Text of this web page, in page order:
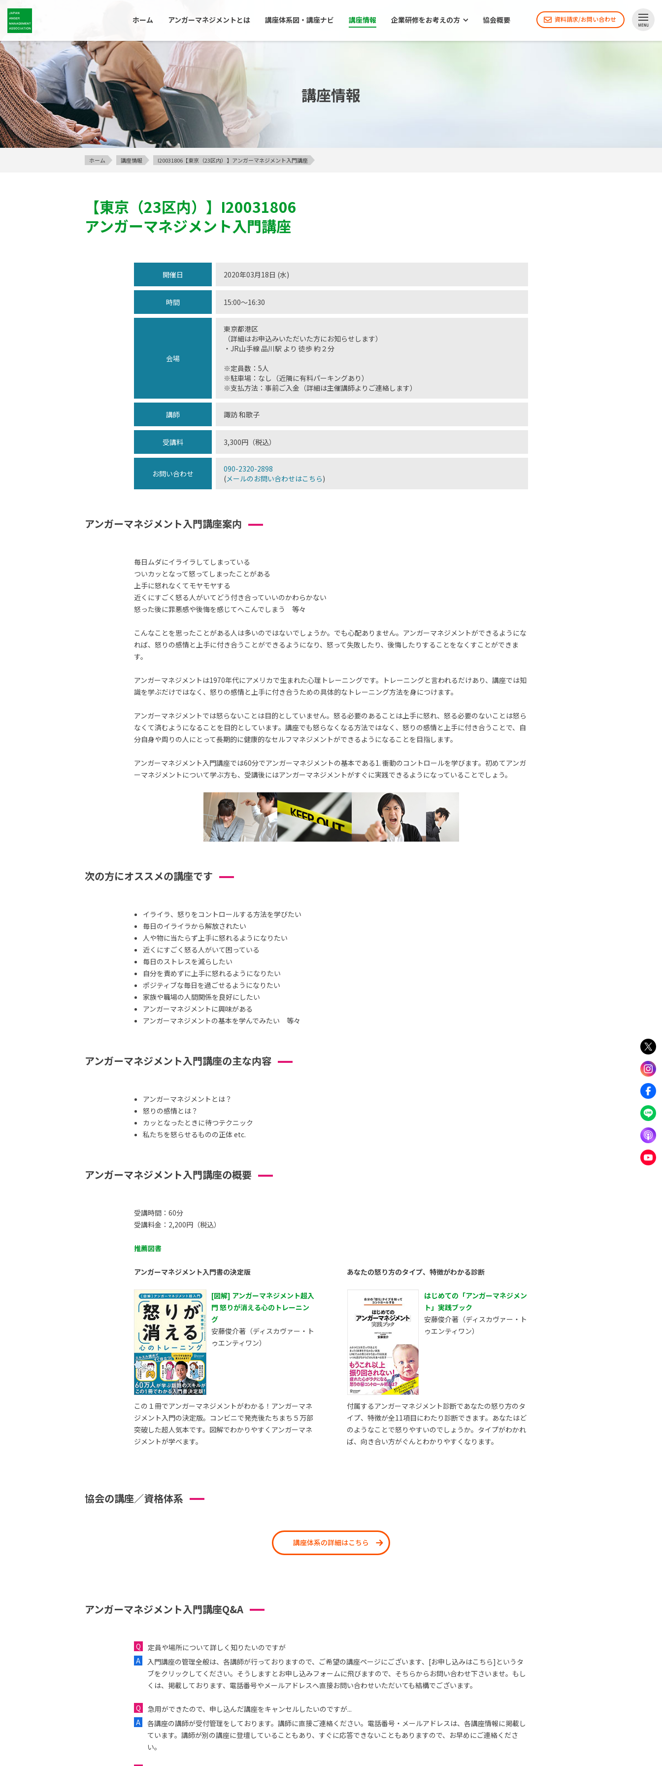
ホーム アンガーマネジメントとは 講座体系図・講座ナビ 講座情報 企業研修をお考えの方 協会概要 資料請求/お問い合わせ
講座情報
ホーム 講座情報 I20031806【東京（23区内）】アンガーマネジメント入門講座
【東京（23区内）】 I20031806
アンガーマネジメント入門講座
開催日 2020年03月18日 (水)
時間 15:00〜16:30
会場
東京都港区
（詳細はお申込みいただいた方にお知らせします）
・JR山手線 品川駅 より 徒歩 約２分
※定員数：5人
※駐車場：なし（近隣に有料パーキングあり）
※支払方法：事前ご入金（詳細は主催講師よりご連絡します）
講師 諏訪 和歌子
受講料 3,300円（税込）
お問い合わせ
090-2320-2898
(メールのお問い合わせはこちら)
アンガーマネジメント入門講座案内
毎日ムダにイライラしてしまっている
ついカッとなって怒ってしまったことがある
上手に怒れなくてモヤモヤする
近くにすごく怒る人がいてどう付き合っていいのかわらかない
怒った後に罪悪感や後悔を感じてへこんでしまう 等々
こんなことを思ったことがある人は多いのではないでしょうか。でも心配ありません。アンガーマネジメントができるようにな
れば、怒りの感情と上手に付き合うことができるようになり、怒って失敗したり、後悔したりすることをなくすことができま
す。
アンガーマネジメントは1970年代にアメリカで生まれた心理トレーニングです。トレーニングと言われるだけあり、講座では知
識を学ぶだけではなく、怒りの感情と上手に付き合うための具体的なトレーニング方法を身につけます。
アンガーマネジメントでは怒らないことは目的としていません。怒る必要のあることは上手に怒れ、怒る必要のないことは怒ら
なくて済むようになることを目的としています。講座でも怒らなくなる方法ではなく、怒りの感情と上手に付き合うことで、自
分自身や周りの人にとって長期的に健康的なセルフマネジメントができるようになることを目指します。
アンガーマネジメント入門講座では60分でアンガーマネジメントの基本である1. 衝動のコントロールを学びます。初めてアンガ
ーマネジメントについて学ぶ方も、受講後にはアンガーマネジメントがすぐに実践できるようになっていることでしょう。
次の方にオススメの講座です
イライラ、怒りをコントロールする方法を学びたい
毎日のイライラから解放されたい
人や物に当たらず上手に怒れるようになりたい
近くにすごく怒る人がいて困っている
毎日のストレスを減らしたい
自分を責めずに上手に怒れるようになりたい
ポジティブな毎日を過ごせるようになりたい
家族や職場の人間関係を良好にしたい
アンガーマネジメントに興味がある
アンガーマネジメントの基本を学んでみたい 等々
アンガーマネジメント入門講座の主な内容
アンガーマネジメントとは？
怒りの感情とは？
カッとなったときに待つテクニック
私たちを怒らせるものの正体 etc.
アンガーマネジメント入門講座の概要
受講時間：60分
受講料金：2,200円（税込）
推薦図書
アンガーマネジメント入門書の決定版
[図解] アンガーマネジメント超入
門 怒りが消える心のトレーニン
グ
安藤俊介著（ディスカヴァー・ト
ゥエンティワン）
この１冊でアンガーマネジメントがわかる！アンガーマネ
ジメント入門の決定版。コンビニで発売後たちまち５万部
突破した超人気本です。図解でわかりやすくアンガーマネ
ジメントが学べます。
あなたの怒り方のタイプ、特徴がわかる診断
はじめての「アンガーマネジメン
ト」実践ブック
安藤俊介著（ディスカヴァー・ト
ゥエンティワン）
付属するアンガーマネジメント診断であなたの怒り方のタ
イプ、特徴が全11項目にわたり診断できます。あなたはど
のようなことで怒りやすいのでしょうか。タイプがわかれ
ば、向き合い方がぐんとわかりやすくなります。
協会の講座／資格体系
講座体系の詳細はこちら
アンガーマネジメント入門講座Q&A
定員や場所について詳しく知りたいのですが
入門講座の管理全般は、各講師が行っておりますので、ご希望の講座ページにございます、[お申し込みはこちら]というタ
ブをクリックしてください。そうしますとお申し込みフォームに飛びますので、そちらからお問い合わせ下さいませ。もし
くは、掲載しております、電話番号やメールアドレスへ直接お問い合わせいただいても結構でございます。
急用ができたので、申し込んだ講座をキャンセルしたいのですが...
各講座の講師が受付管理をしております。講師に直接ご連絡ください。電話番号・メールアドレスは、各講座情報に掲載し
ています。講師が別の講座に登壇していることもあり、すぐに応答できないこともありますので、お早めにご連絡くださ
い。